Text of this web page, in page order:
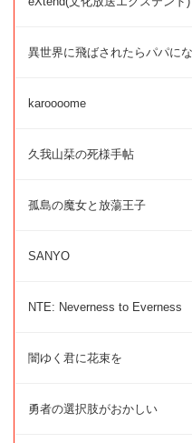
異世界に飛ばされたらパパに
karoooome
久我山栞の死様手帖
孤島の魔女と放蕩王子
SANYO
NTE: Neverness to Everness
闇ゆく君に花束を
勇者の選択肢がおかしい